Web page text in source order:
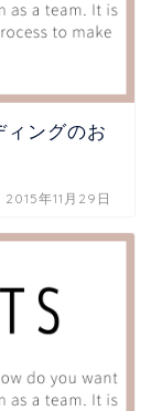
ィングのお
2015年11月29日